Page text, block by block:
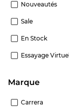
Nouveautés
Sale
En Stock
Essayage Virtuel
Marque
Carrera